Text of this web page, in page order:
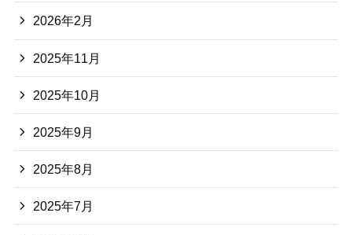
2026年2月
2025年11月
2025年10月
2025年9月
2025年8月
2025年7月